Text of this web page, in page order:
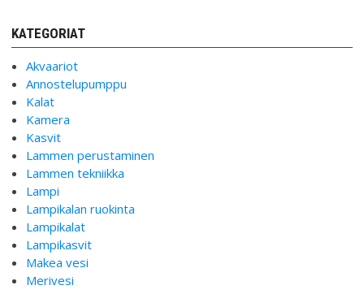
KATEGORIAT
Akvaariot
Annostelupumppu
Kalat
Kamera
Kasvit
Lammen perustaminen
Lammen tekniikka
Lampi
Lampikalan ruokinta
Lampikalat
Lampikasvit
Makea vesi
Merivesi